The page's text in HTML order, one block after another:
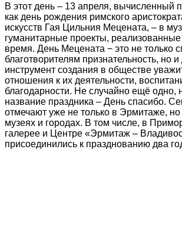
В этот день – 13 апреля, вычисленный
как день рождения римского
искусств Гая Цильния Мецената, – в
гуманитарные проекты,
время. День Мецената − это не только
благотворителям признательность, но
инструмент создания в обществе
отношения к их деятельности,
благодарности. Не случайно ещё
название праздника – День спасибо.
отмечают уже не только в Эрмитаже, но
музеях и городах. В том числе, в
галерее и Центре «Эрмитаж –
присоединились к празднованию два